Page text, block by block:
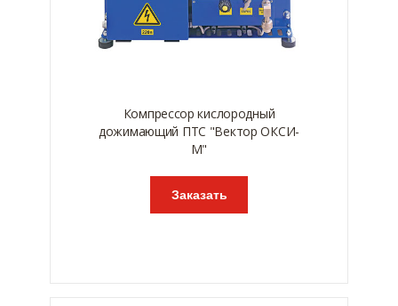
Компрессор кислородный
дожимающий ПТС "Вектор ОКСИ-
М"
Заказать